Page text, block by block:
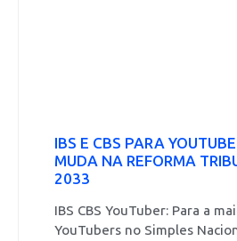
IBS E CBS PARA
MUDA NA REFORMA
2033
IBS CBS YouTuber: Para a
YouTubers no Simples